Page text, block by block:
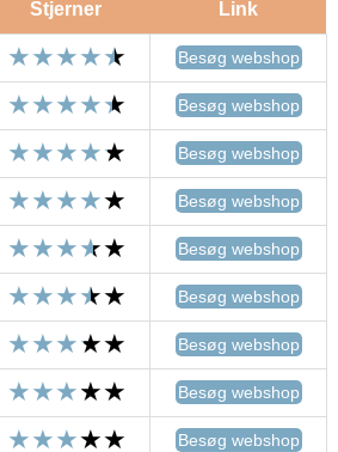
Stjerner Link
Besøg webshop
Besøg webshop
Besøg webshop
Besøg webshop
Besøg webshop
Besøg webshop
Besøg webshop
Besøg webshop
Besøg webshop